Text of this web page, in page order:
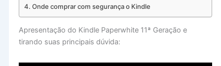
Onde comprar com segurança o Kindle
Apresentação do Kindle Paperwhite 11ª Geração e
tirando suas principais dúvida: